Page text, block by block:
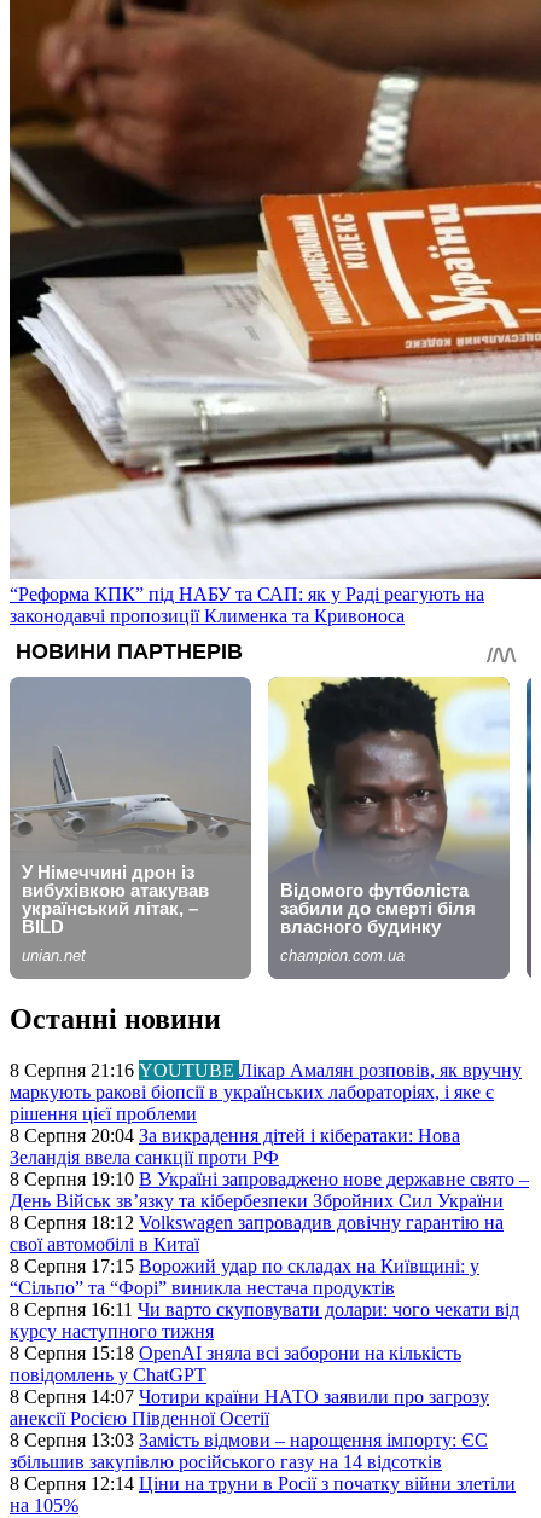
“Реформа КПК” під НАБУ та САП: як у Раді реагують на
законодавчі пропозиції Клименка та Кривоноса
Останні новини
8 Серпня 21:16 YOUTUBE Лікар Амалян розповів, як вручну
маркують ракові біопсії в українських лабораторіях, і яке є
рішення цієї проблеми
8 Серпня 20:04 За викрадення дітей і кібератаки: Нова
Зеландія ввела санкції проти РФ
8 Серпня 19:10 В Україні запроваджено нове державне свято –
День Військ звʼязку та кібербезпеки Збройних Сил України
8 Серпня 18:12 Volkswagen запровадив довічну гарантію на
свої автомобілі в Китаї
8 Серпня 17:15 Ворожий удар по складах на Київщині: у
“Сільпо” та “Форі” виникла нестача продуктів
8 Серпня 16:11 Чи варто скуповувати долари: чого чекати від
курсу наступного тижня
8 Серпня 15:18 OpenAI зняла всі заборони на кількість
повідомлень у ChatGPT
8 Серпня 14:07 Чотири країни НАТО заявили про загрозу
анексії Росією Південної Осетії
8 Серпня 13:03 Замість відмови – нарощення імпорту: ЄС
збільшив закупівлю російського газу на 14 відсотків
8 Серпня 12:14 Ціни на труни в Росії з початку війни злетіли
на 105%